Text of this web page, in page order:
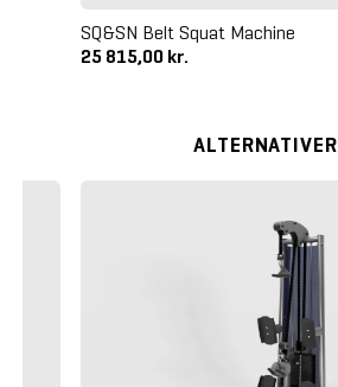
SQ&SN Belt Squat Machine
25 815,00 kr.
ALTERNATIVER